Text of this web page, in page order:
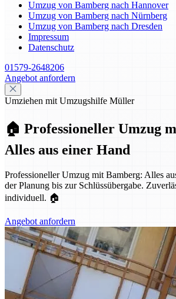
Umzug von Bamberg nach Hannover
Umzug von Bamberg nach Nürnberg
Umzug von Bamberg nach Dresden
Impressum
Datenschutz
01579-2648206
Angebot anfordern
Umziehen mit Umzugshilfe Müller
🏠 Professioneller Umzug
Alles aus einer Hand
Professioneller Umzug mit Bamberg: Alles
der Planung bis zur Schlüssübergabe.
individuell. 🏠
Angebot anfordern